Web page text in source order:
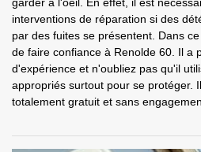
interventions de réparation si des
par des fuites se présentent. Dans
de faire confiance à Renolde 60. Il a
d'expérience et n'oubliez pas qu'il
appropriés surtout pour se protéger.
totalement gratuit et sans